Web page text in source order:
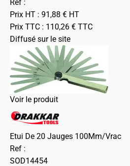
Ref :
Prix HT : 91,88 € HT
Prix TTC : 110,26 € TTC
Diffusé sur le site
Voir le produit
Etui De 20 Jauges 100Mm/Vrac
Ref :
SOD14454